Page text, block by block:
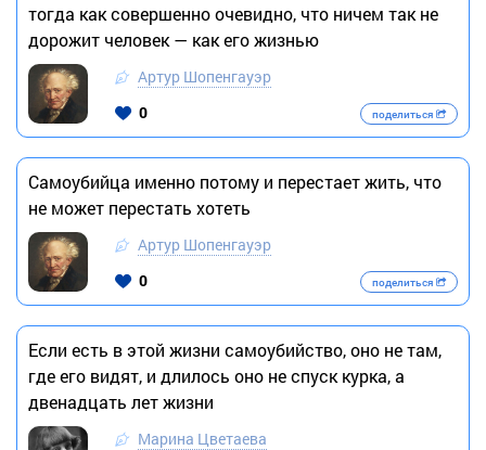
тогда как совершенно очевидно, что ничем так не
дорожит человек — как его жизнью
Артур Шопенгауэр
0
поделиться
Самоубийца именно потому и перестает жить, что
не может перестать хотеть
Артур Шопенгауэр
0
поделиться
Если есть в этой жизни самоубийство, оно не там,
где его видят, и длилось оно не спуск курка, а
двенадцать лет жизни
Марина Цветаева